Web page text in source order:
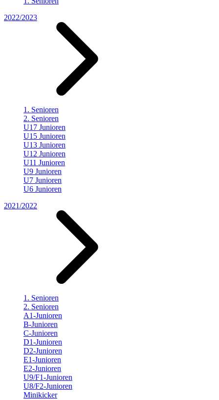
2022/2023
1. Senioren
2. Senioren
U17 Junioren
U15 Junioren
U13 Junioren
U12 Junioren
U11 Junioren
U9 Junioren
U7 Junioren
U6 Junioren
2021/2022
1. Senioren
2. Senioren
A1-Junioren
B-Junioren
C-Junioren
D1-Junioren
D2-Junioren
E1-Junioren
E2-Junioren
U9/F1-Junioren
U8/F2-Junioren
Minikicker